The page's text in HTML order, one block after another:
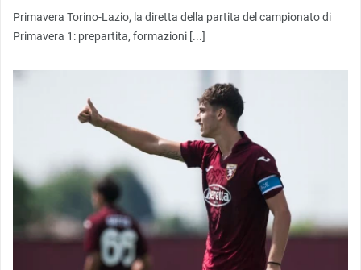
Primavera Torino-Lazio, la diretta della partita del campionato di
Primavera 1: prepartita, formazioni [...]